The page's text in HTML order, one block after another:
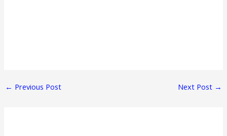
← Previous Post Next Post →